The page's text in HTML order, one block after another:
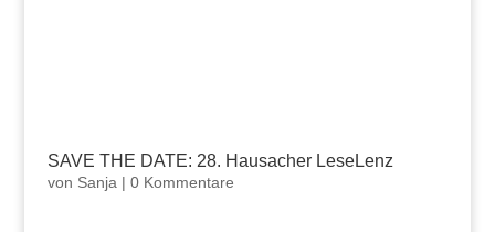
SAVE THE DATE: 28. Hausacher LeseLenz
von Sanja | 0 Kommentare